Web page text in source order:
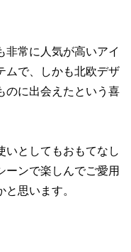
非常に人気が高いアイ
ムで、しかも北欧デザ
のに出会えたという喜
いとしてもおもてなし
ーンで楽しんでご愛用
思います。